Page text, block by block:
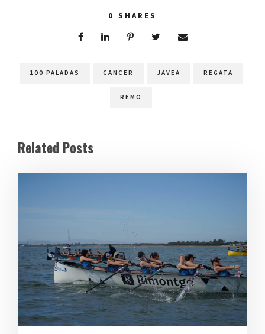
0 SHARES
100 PALADAS CANCER JAVEA REGATA
REMO
Related Posts